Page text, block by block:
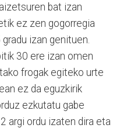
bat izan
ez zen gogorregia
izan genituen.
30 ere izan omen
frogak egiteko urte
ez da eguzkirik
ezkutatu gabe
argi ordu izaten dira eta